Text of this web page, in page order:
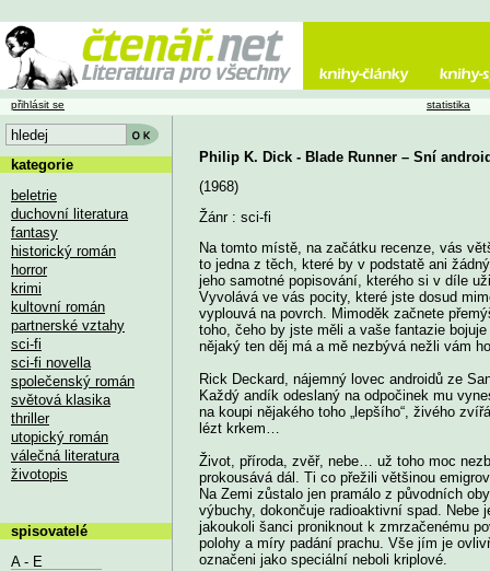
Philip K. Dick - Blade Runner – Sní
(1968)
Žánr : sci-fi
Na tomto místě, na začátku recenze, vás
to jedna z těch, které by v podstatě ani
jeho samotné popisování, kterého si v díle
Vyvolává ve vás pocity, které jste dosud
vyplouvá na povrch. Mimoděk začnete
toho, čeho by jste měli a vaše fantazie
nějaký ten děj má a mě nezbývá nežli vám
Rick Deckard, nájemný lovec androidů ze
Každý andík odeslaný na odpočinek mu
na koupi nějakého toho „lepšího“, živého
lézt krkem…
Život, příroda, zvěř, nebe… už toho moc
prokousává dál. Ti co přežili většinou
Na Zemi zůstalo jen pramálo z původních
výbuchy, dokončuje radioaktivní spad. Nebe
jakoukoli šanci proniknout k zmrzačenému
polohy a míry padání prachu. Vše jím je
označeni jako speciální neboli kriplové.
přihlásit se statistika
kategorie
beletrie
duchovní literatura
fantasy
historický román
horror
krimi
kultovní román
partnerské vztahy
sci-fi
sci-fi novella
společenský román
světová klasika
thriller
utopický román
válečná literatura
životopis
spisovatelé
A - E